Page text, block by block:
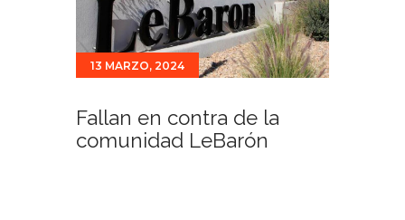
Noticias
Para ti
13 MARZO, 2024
Fallan en contra de la
comunidad LeBarón